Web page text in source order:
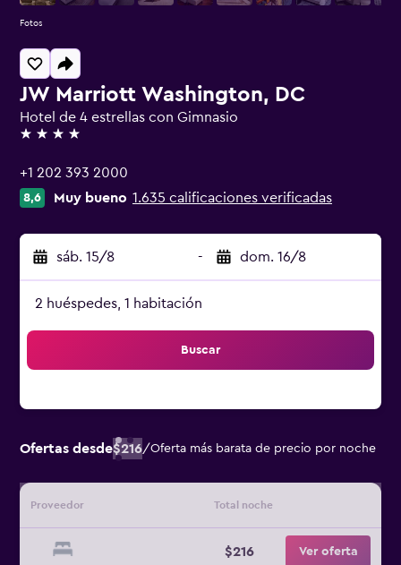
JW Marriott Washington, DC
Hotel de 4 estrellas con Gimnasio
4 estrellas
+1 202 393 2000
8,6 Muy bueno 1.635 calificaciones verificadas
sáb. 15/8 - dom. 16/8
2 huéspedes, 1 habitación
Buscar
Ofertas desde$216/Oferta más barata de precio por noche
Proveedor Total noche
$216 Ver oferta
Fotos